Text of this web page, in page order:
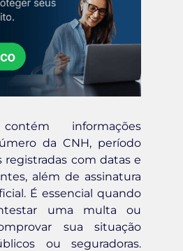
informações
da CNH, período
registradas com datas e
além de assinatura
É essencial quando
uma multa ou
sua situação
ou seguradoras.